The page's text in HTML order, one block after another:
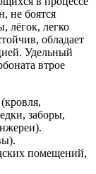
не боятся
лёгок, легко
обладает
Удельный
втрое
заборы,
помещений,